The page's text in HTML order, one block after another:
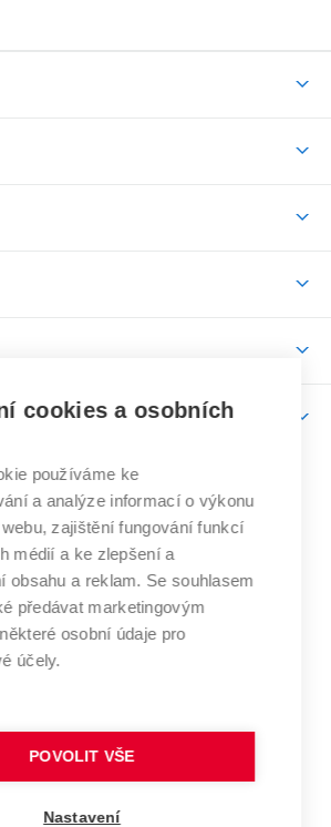
roku
údajů studentů
rada
výzkumu
fondů
/ ContriBUTe
učení
technické
V BRNĚ
www.vut.cz
vut@vutbr.cz
cookies a osobních
používáme ke
a analýze informací o výkonu
zajištění fungování funkcí
médií a ke zlepšení a
obsahu a reklam. Se souhlasem
předávat marketingovým
osobní údaje pro
účely.
POVOLIT VŠE
Nastavení